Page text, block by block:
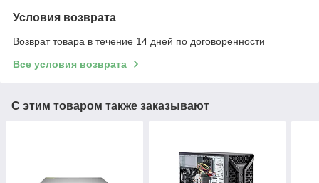
Условия возврата
Возврат товара в течение 14 дней по договоренности
Все условия возврата
С этим товаром также заказывают